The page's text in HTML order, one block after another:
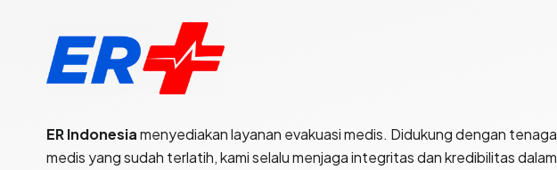
ER Indonesiamenyediakan layanan evakuasi medis. Didukung dengan tenaga
medis yang sudah terlatih, kami selalu menjaga integritas dan kredibilitas dalam